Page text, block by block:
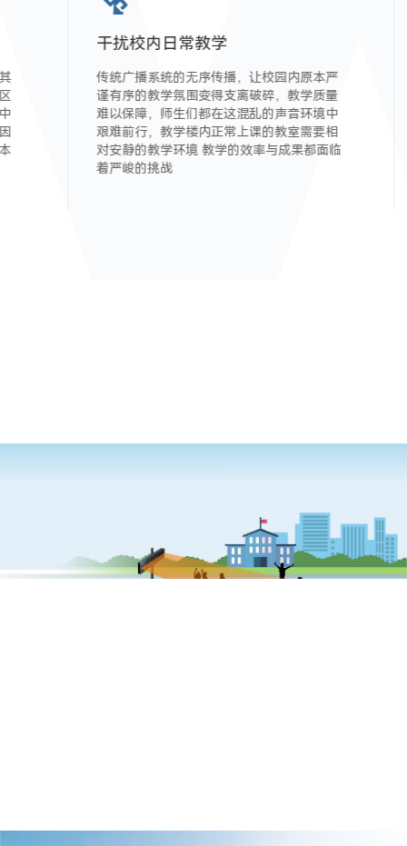
干扰校内日常教学
传统广播系统的无序传播，让校园内原本严
谨有序的教学氛围变得支离破碎，教学质量
难以保障，师生们都在这混乱的声音环境中
艰难前行，教学楼内正常上课的教室需要相
对安静的教学环境 教学的效率与成果都面临
着严峻的挑战